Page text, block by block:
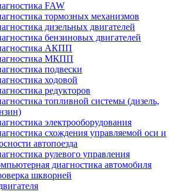
FAW
тормозных механизмов
дизельных двигателей
бензиновых двигателей
АКПП
МКПП
подвески
ходовой
редукторов
топливной системы (дизель,
электрооборудования
схождения управляемой оси и
автопоезда
рулевого управления
диагностика автомобиля
шкворней